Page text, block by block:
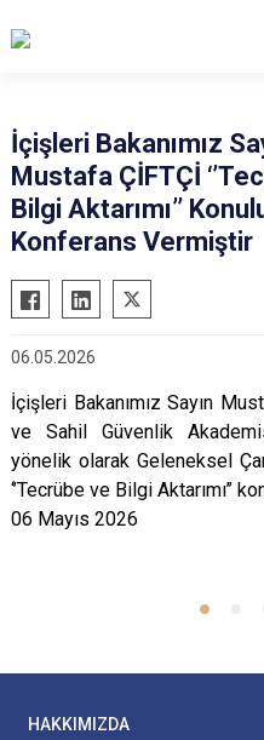
İçişleri Bakanımız
Mustafa ÇİFTÇİ
Bilgi Aktarımı’’
Konferans Vermiştir
06.05.2026
İçişleri Bakanımız Sayın
ve Sahil Güvenlik
yönelik olarak Geleneksel
‘’Tecrübe ve Bilgi Aktarımı’’
06 Mayıs 2026
HAKKIMIZDA